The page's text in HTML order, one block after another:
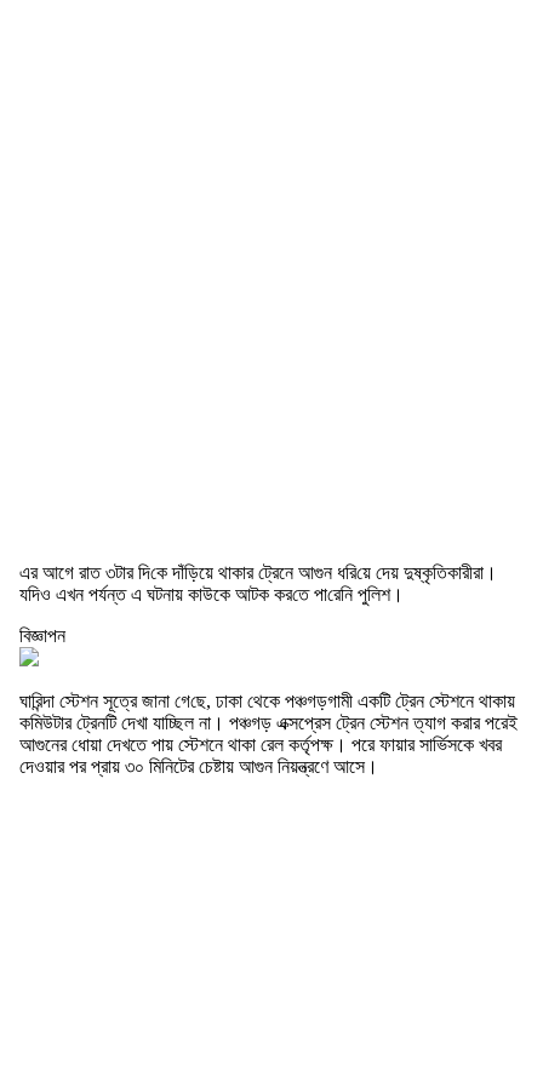
এর আগে রাত ৩টার দি‌কে দাঁড়িয়ে থাকার ট্রেনে আগুন ধ‌রি‌য়ে দেয় দুষ্কৃ‌তিকারীরা।
য‌দিও এখন পর্যন্ত এ ঘটনায় কাউকে আটক কর‌তে পা‌রে‌নি পুলিশ।
বিজ্ঞাপন
ঘা‌রিন্দা স্টেশন সূত্রে জানা গে‌ছে, ঢাকা থেকে পঞ্চগড়গামী একটি ট্রেন স্টেশনে থাকায়
কমিউটার ট্রেনটি দেখা যাচ্ছিল না। পঞ্চগড় এক্সপ্রেস ট্রেন স্টেশন ত্যাগ করার পরেই
আগুনের ধোয়া দেখতে পায় স্টেশনে থাকা রেল কর্তৃপক্ষ। পরে ফায়ার সার্ভিসকে খবর
দেওয়ার পর প্রায় ৩০ মিনিটের চেষ্টায় আগুন নিয়ন্ত্রণে আসে।